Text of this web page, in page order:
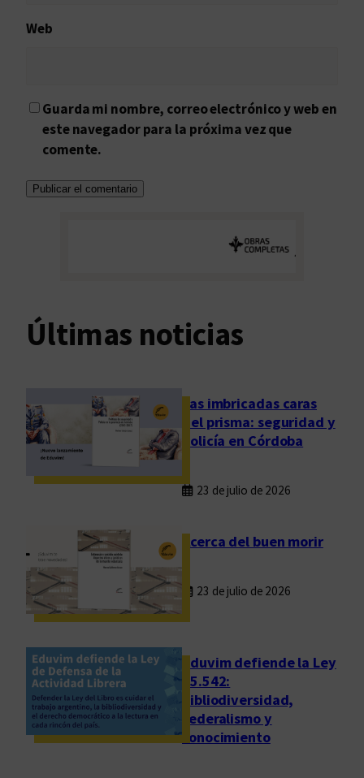
Web
Guarda mi nombre, correo electrónico y web en
este navegador para la próxima vez que
comente.
Últimas noticias
Las imbricadas caras
del prisma: seguridad y
policía en Córdoba
23 de julio de 2026
Acerca del buen morir
23 de julio de 2026
Eduvim defiende la Ley
25.542:
bibliodiversidad,
federalismo y
conocimiento